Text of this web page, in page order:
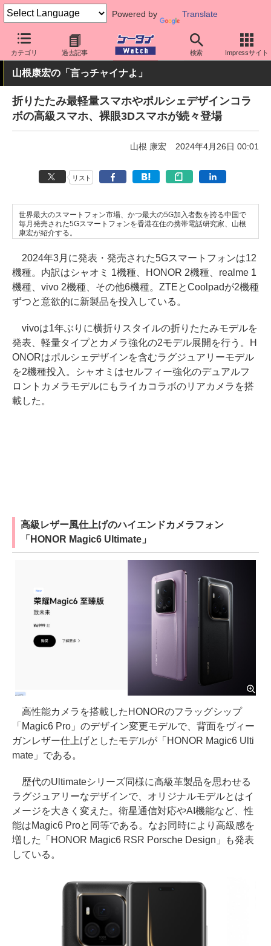
Powered by Translate
カテゴリ 過去記事 検索 Impressサイト
ケータイ Watch OS Android シャオミ
山根康宏の「言っチャイナよ」
折りたたみ最軽量スマホやポルシェデザインコラ
ボの高級スマホ、裸眼3Dスマホが続々登場
山根 康宏 2024年4月26日 00:01
リスト
世界最大のスマートフォン市場、かつ最大の5G加入者数を誇る中国で
毎月発売された5Gスマートフォンを香港在住の携帯電話研究家、山根
康宏が紹介する。
2024年3月に発表・発売された5Gスマートフォンは12
機種。内訳はシャオミ 1機種、HONOR 2機種、realme 1
機種、vivo 2機種、その他6機種。ZTEとCoolpadが2機種
ずつと意欲的に新製品を投入している。
vivoは1年ぶりに横折りスタイルの折りたたみモデルを
発表、軽量タイプとカメラ強化の2モデル展開を行う。H
ONORはポルシェデザインを含むラグジュアリーモデル
を2機種投入。シャオミはセルフィー強化のデュアルフ
ロントカメラモデルにもライカコラボのリアカメラを搭
載した。
高級レザー風仕上げのハイエンドカメラフォン
「HONOR Magic6 Ultimate」
高性能カメラを搭載したHONORのフラッグシップ
「Magic6 Pro」のデザイン変更モデルで、背面をヴィー
ガンレザー仕上げとしたモデルが「HONOR Magic6 Ulti
mate」である。
歴代のUltimateシリーズ同様に高級革製品を思わせる
ラグジュアリーなデザインで、オリジナルモデルとはイ
メージを大きく変えた。衛星通信対応やAI機能など、性
能はMagic6 Proと同等である。なお同時により高級感を
増した「HONOR Magic6 RSR Porsche Design」も発表
している。